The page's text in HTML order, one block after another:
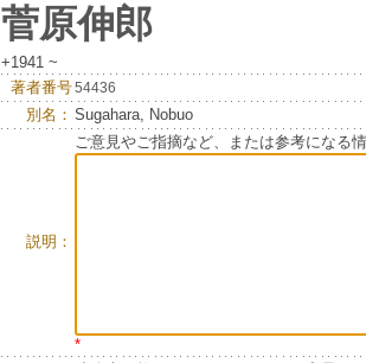
菅原伸郎
+1941 ~
著者番号54436
別名： Sugahara, Nobuo
説明：
ご意見やご指摘など、または参考になる
*